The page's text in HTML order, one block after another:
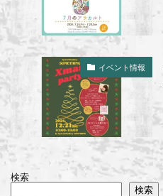
イベント情報
検索
検索